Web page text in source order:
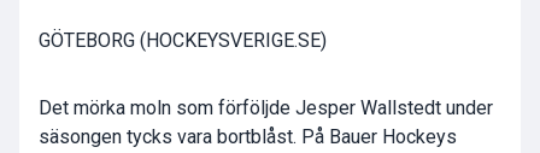
GÖTEBORG (HOCKEYSVERIGE.SE)
Det mörka moln som förföljde Jesper Wallstedt under
säsongen tycks vara bortblåst. På Bauer Hockeys